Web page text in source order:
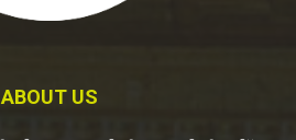
ABOUT US